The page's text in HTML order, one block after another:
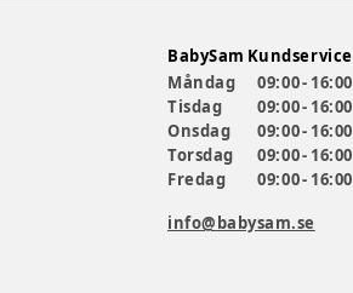
BabySam Kundservice
Måndag
09:00 - 16:00
Tisdag
09:00 - 16:00
Onsdag
09:00 - 16:00
Torsdag
09:00 - 16:00
Fredag
09:00 - 16:00
info@babysam.se